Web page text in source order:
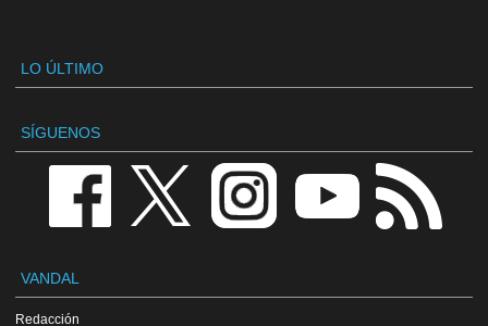
LO ÚLTIMO
SÍGUENOS
VANDAL
Redacción